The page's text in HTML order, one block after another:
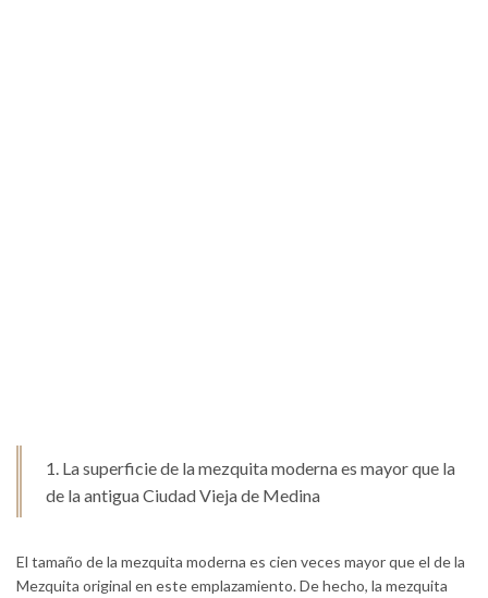
1. La superficie de la mezquita moderna es mayor que la
de la antigua Ciudad Vieja de Medina
El tamaño de la mezquita moderna es cien veces mayor que el de la
Mezquita original en este emplazamiento. De hecho, la mezquita